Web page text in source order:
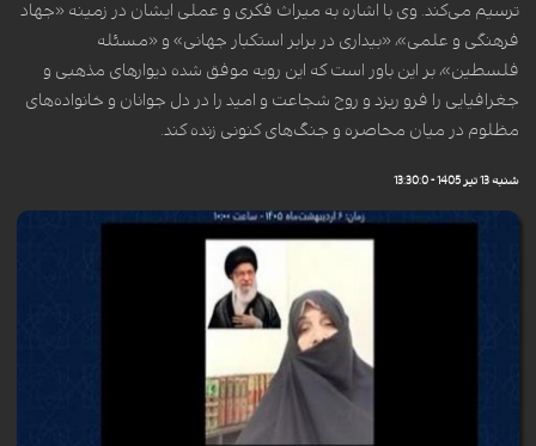
ترسیم می‌کند. وی با اشاره به میراث فکری و عملی ایشان در زمینه «جهاد
فرهنگی و علمی»، «بیداری در برابر استکبار جهانی» و «مسئله
فلسطین»، بر این باور است که این رویه موفق شده دیوارهای مذهبی و
جغرافیایی را فرو ریزد و روح شجاعت و امید را در دل جوانان و خانواده‌های
مظلوم در میان محاصره و جنگ‌های کنونی زنده کند.
شنبه 13 تیر 1405 - 13:30:0